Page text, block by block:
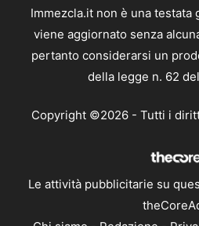
Immezcla.it non è una testata
viene aggiornato senza
pertanto considerarsi un
della legge n. 62
Copyright ©2026 - Tutti i
Le attività pubblicitarie su